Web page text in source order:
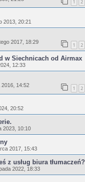
1 2
2013, 20:21
2017, 18:29 1 2
w Siechnicach od Airmax
12:33
14:52 1 2
20:52
2023, 10:10
2017, 15:43
z usług biura tłumaczeń?
2022, 18:33